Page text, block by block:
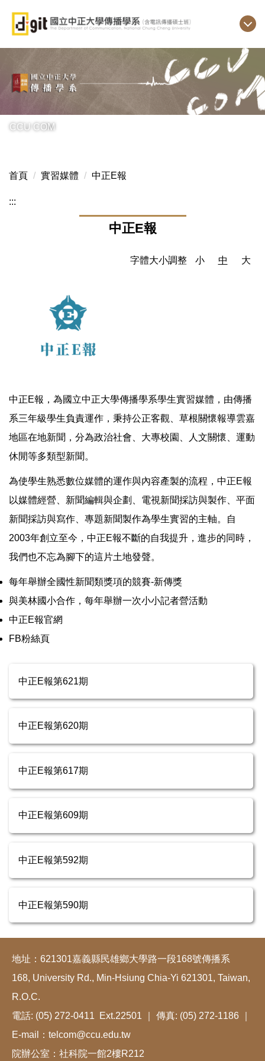
主
區
CCU COM
首頁 實習媒體 中正E報
:::
中正E報
字體大小調整 小 中 大
中正E報，為國立中正大學傳播學系學生實習媒體，由傳播
系三年級學生負責運作，秉持公正客觀、草根關懷報導雲嘉
地區在地新聞，分為政治社會、大專校園、人文關懷、運動
休閒等多類型新聞。
為使學生熟悉數位媒體的運作與內容產製的流程，中正E報
以媒體經營、新聞編輯與企劃、電視新聞採訪與製作、平面
新聞採訪與寫作、專題新聞製作為學生實習的主軸。自
2003年創立至今，中正E報不斷的自我提升，進步的同時，
我們也不忘為腳下的這片土地發聲。
每年舉辦全國性新聞類獎項的競賽-新傳獎
與美林國小合作，每年舉辦一次小小記者營活動
中正E報官網
FB粉絲頁
中正E報第621期
中正E報第620期
中正E報第617期
中正E報第609期
中正E報第592期
中正E報第590期
地址：621301嘉義縣民雄鄉大學路一段168號傳播系
168, University Rd., Min-Hsiung Chia-Yi 621301, Taiwan,
R.O.C.
電話: (05) 272-0411 Ext.22501 ｜ 傳真: (05) 272-1186 ｜
E-mail：telcom@ccu.edu.tw
院辦公室：社科院一館2樓R212